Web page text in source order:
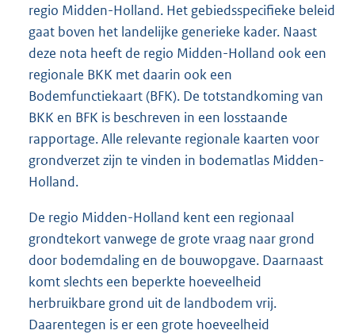
regio Midden-Holland. Het gebiedsspecifieke beleid
gaat boven het landelijke generieke kader. Naast
deze nota heeft de regio Midden-Holland ook een
regionale BKK met daarin ook een
Bodemfunctiekaart (BFK). De totstandkoming van
BKK en BFK is beschreven in een losstaande
rapportage. Alle relevante regionale kaarten voor
grondverzet zijn te vinden in bodematlas Midden-
Holland.
De regio Midden-Holland kent een regionaal
grondtekort vanwege de grote vraag naar grond
door bodemdaling en de bouwopgave. Daarnaast
komt slechts een beperkte hoeveelheid
herbruikbare grond uit de landbodem vrij.
Daarentegen is er een grote hoeveelheid